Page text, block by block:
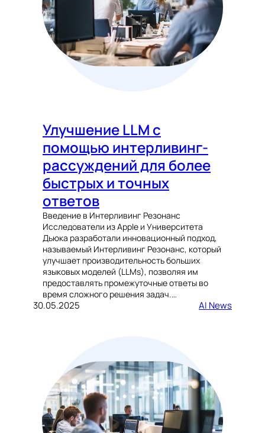
Улучшение LLM с
помощью интерливинг-
рассуждений для более
быстрых и точных
ответов
Введение в Интерливинг Резонанс
Исследователи из Apple и Университета
Дьюка разработали инновационный подход,
называемый Интерливинг Резонанс, который
улучшает производительность больших
языковых моделей (LLMs), позволяя им
предоставлять промежуточные ответы во
время сложного решения задач.…
30.05.2025 AI News